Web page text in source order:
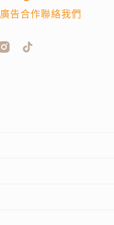
廣告合作聯絡我們